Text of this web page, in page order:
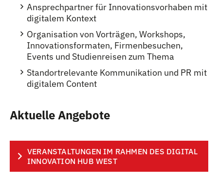
Ansprechpartner für Innovationsvorhaben mit
digitalem Kontext
Organisation von Vorträgen, Workshops,
Innovationsformaten, Firmenbesuchen,
Events und Studienreisen zum Thema
Standortrelevante Kommunikation und PR mit
digitalem Content
Aktuelle Angebote
VERANSTALTUNGEN IM RAHMEN DES DIGITAL
INNOVATION HUB WEST